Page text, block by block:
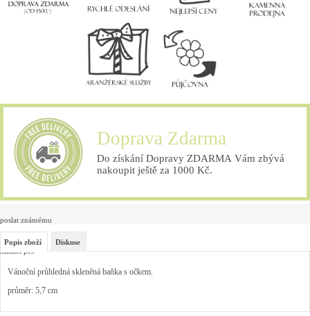
Doprava Zdarma
Do získání Dopravy ZDARMA Vám zbývá
nakoupit ještě za 1000 Kč.
poslat známému
hlídací pes
Popis zboží Diskuse
Vánoční průhledná skleněná baňka s očkem.
průměr: 5,7 cm